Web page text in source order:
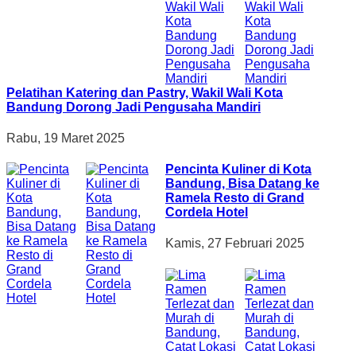
Pelatihan Katering dan Pastry, Wakil Wali Kota
Bandung Dorong Jadi Pengusaha Mandiri
Rabu, 19 Maret 2025
Pencinta Kuliner di Kota
Bandung, Bisa Datang ke
Ramela Resto di Grand
Cordela Hotel
Kamis, 27 Februari 2025